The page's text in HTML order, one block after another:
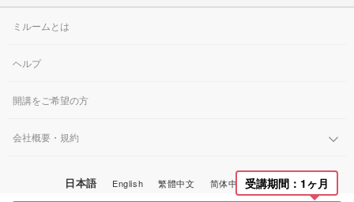
受講期間：1ヶ月
ミルームとは
ヘルプ
開講をご希望の方
会社概要・規約
日本語 English 繁體中文 简体中文 한국어